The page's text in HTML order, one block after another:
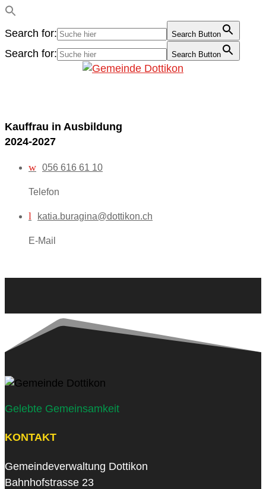
Search for: Search Button
Search for: Search Button
Kauffrau in Ausbildung
2024-2027
w 056 616 61 10
Telefon
l katia.buragina@dottikon.ch
E-Mail
Gelebte Gemeinsamkeit
KONTAKT
Gemeindeverwaltung Dottikon
Bahnhofstrasse 23